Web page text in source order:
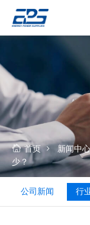
的
类
你
了
解
多
少？
首页 新闻中心
少？
公司新闻 行